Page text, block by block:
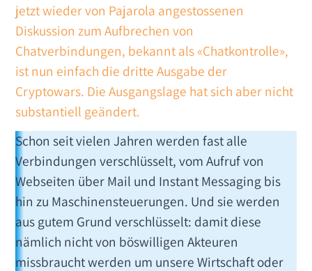
jetzt wieder von Pajarola angestossenen
Diskussion zum Aufbrechen von
Chatverbindungen, bekannt als «Chatkontrolle»,
ist nun einfach die dritte Ausgabe der
Cryptowars. Die Ausgangslage hat sich aber nicht
substantiell geändert.
Schon seit vielen Jahren werden fast alle
Verbindungen verschlüsselt, vom Aufruf von
Webseiten über Mail und Instant Messaging bis
hin zu Maschinensteuerungen. Und sie werden
aus gutem Grund verschlüsselt: damit diese
nämlich nicht von böswilligen Akteuren
missbraucht werden um unsere Wirtschaft oder